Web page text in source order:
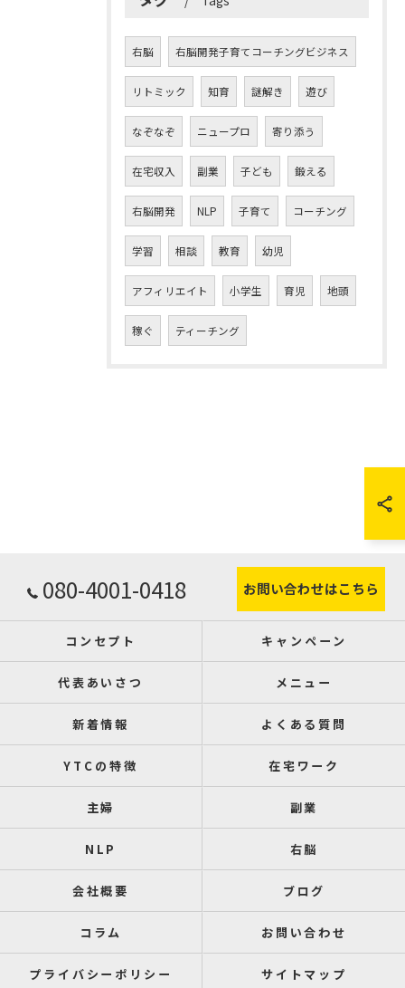
右脳 右脳開発子育てコーチングビジネス
リトミック 知育 謎解き 遊び
なぞなぞ ニュープロ 寄り添う
在宅収入 副業 子ども 鍛える
右脳開発 NLP 子育て コーチング
学習 相談 教育 幼児
アフィリエイト 小学生 育児 地頭
稼ぐ ティーチング
080-4001-0418 お問い合わせはこちら
コンセプト キャンペーン
代表あいさつ メニュー
新着情報 よくある質問
YTCの特徴 在宅ワーク
主婦 副業
NLP 右脳
会社概要 ブログ
コラム お問い合わせ
プライバシーポリシー サイトマップ